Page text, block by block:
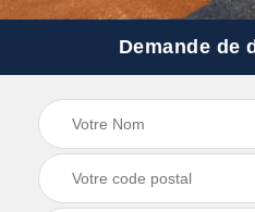
Demande de